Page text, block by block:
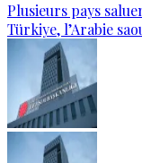
Plusieurs pays
Türkiye, l’Arabie